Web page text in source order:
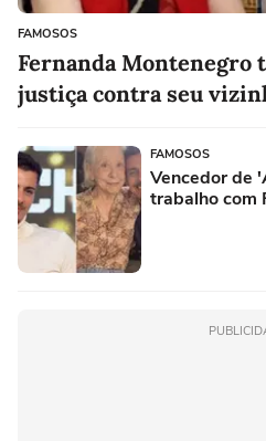
FAMOSOS
Fernanda Montenegro
justiça contra seu
FAMOSOS
Vencedor de
trabalho com